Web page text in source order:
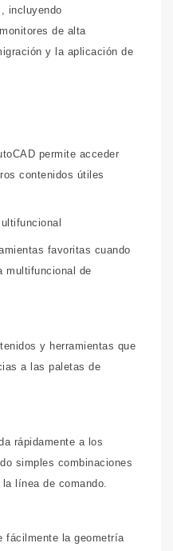
incluyendo
de alta
y la aplicación de
permite acceder
contenidos útiles
favoritas cuando
multifuncional de
y herramientas que
a las paletas de
rápidamente a los
simples combinaciones
línea de comando.
fácilmente la geometría